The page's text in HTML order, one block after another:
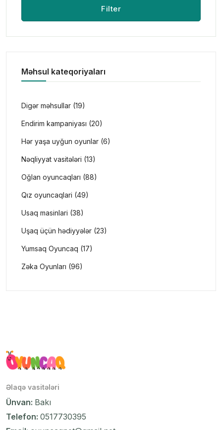
Filter
Məhsul kateqoriyaları
Digər məhsullar (19)
Endirim kampaniyası (20)
Hər yaşa uyğun oyunlar (6)
Nəqliyyat vasitələri (13)
Oğlan oyuncaqları (88)
Qız oyuncaqlari (49)
Usaq masinlari (38)
Uşaq üçün hədiyyələr (23)
Yumsaq Oyuncaq (17)
Zəka Oyunları (96)
Əlaqə vasitələri
Ünvan: Bakı
Telefon: 0517730395